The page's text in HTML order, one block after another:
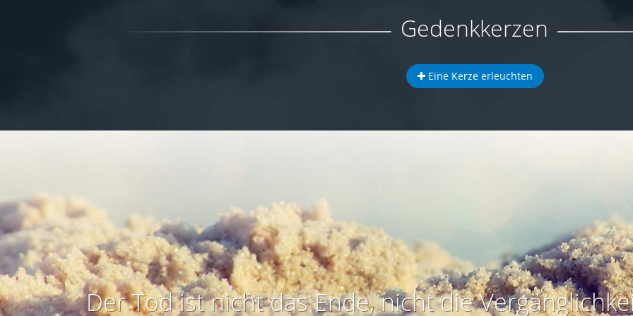
Gedenkkerzen
Eine Kerze erleuchten
Der Tod ist nicht das Ende, nicht die